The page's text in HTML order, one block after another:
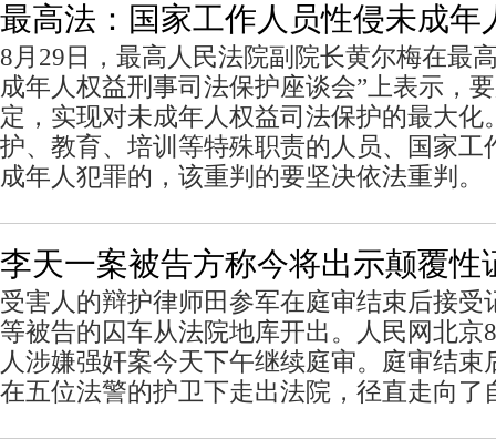
最高法：国家工作人员性侵未成年
8月29日，最高人民法院副院长黄尔梅在最
成年人权益刑事司法保护座谈会”上表示，
定，实现对未成年人权益司法保护的最大化
护、教育、培训等特殊职责的人员、国家工
成年人犯罪的，该重判的要坚决依法重判。
李天一案被告方称今将出示颠覆性
受害人的辩护律师田参军在庭审结束后接受
等被告的囚车从法院地库开出。人民网北京
人涉嫌强奸案今天下午继续庭审。庭审结束
在五位法警的护卫下走出法院，径直走向了